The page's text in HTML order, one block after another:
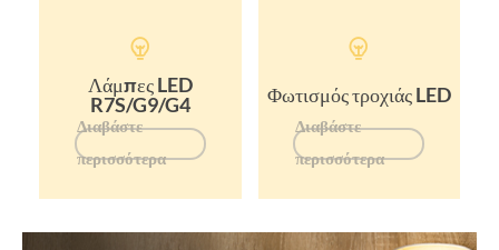

Λάμπες LED
R7S/G9/G4
Διαβάστε
περισσότερα

Φωτισμός τροχιάς LED
Διαβάστε
περισσότερα